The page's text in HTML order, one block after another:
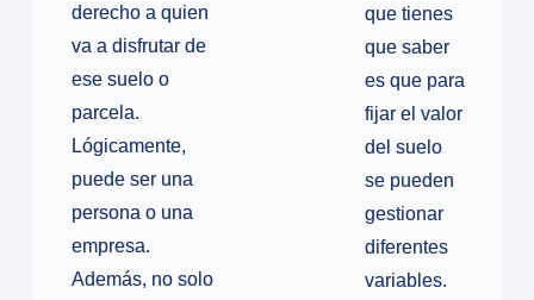
derecho a quien
va a disfrutar de
ese suelo o
parcela.
Lógicamente,
puede ser una
persona o una
empresa.
Además, no solo
que tienes
que saber
es que para
fijar el valor
del suelo
se pueden
gestionar
diferentes
variables.